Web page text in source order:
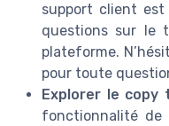
support client est
questions sur le
plateforme.
pour toute
Explorer le copy
fonctionnalité de